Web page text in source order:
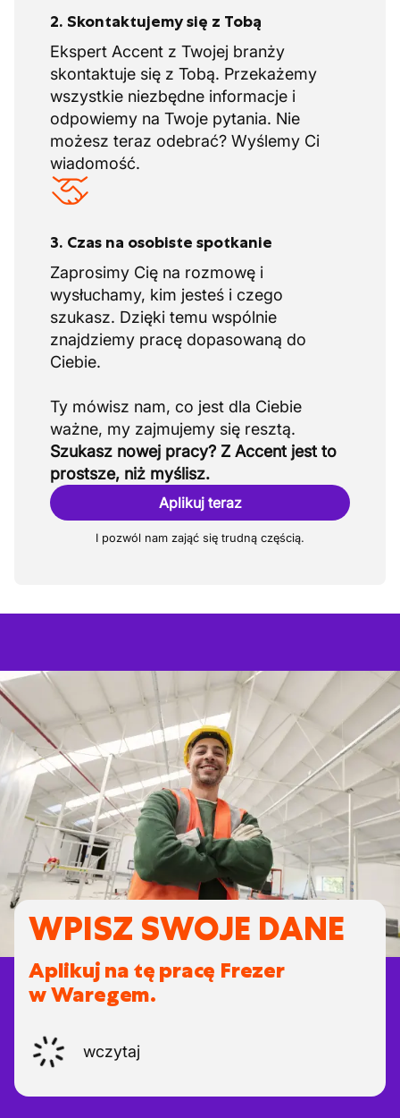
2. Skontaktujemy się z Tobą
Ekspert Accent z Twojej branży
skontaktuje się z Tobą. Przekażemy
wszystkie niezbędne informacje i
odpowiemy na Twoje pytania. Nie
możesz teraz odebrać? Wyślemy Ci
wiadomość.
3. Czas na osobiste spotkanie
Zaprosimy Cię na rozmowę i
wysłuchamy, kim jesteś i czego
szukasz. Dzięki temu wspólnie
znajdziemy pracę dopasowaną do
Ciebie.
Ty mówisz nam, co jest dla Ciebie
Szukasz nowej pracy? Z Accent jest to
prostsze, niż myślisz.
Aplikuj teraz
I pozwól nam zająć się trudną częścią.
WPISZ SWOJE DANE
Aplikuj na tę pracę Frezer
w Waregem.
wczytaj